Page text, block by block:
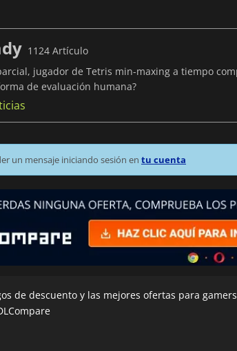
1124 Artículo
jugador de Tetris min-maxing a tiempo
de evaluación humana?
un mensaje iniciando sesión en tu cuenta
de descuento y las mejores ofertas para gamers